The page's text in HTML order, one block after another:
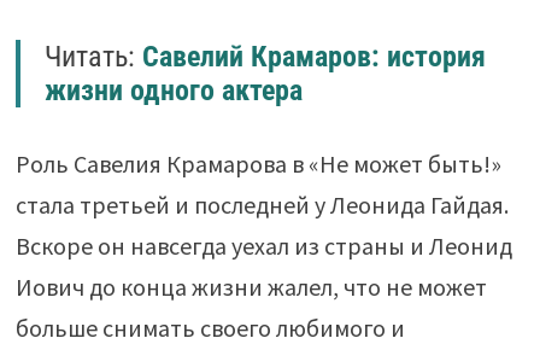
Читать: Савелий Крамаров: история
жизни одного актера
Роль Савелия Крамарова в «Не может быть!»
стала третьей и последней у Леонида Гайдая.
Вскоре он навсегда уехал из страны и Леонид
Иович до конца жизни жалел, что не может
больше снимать своего любимого и